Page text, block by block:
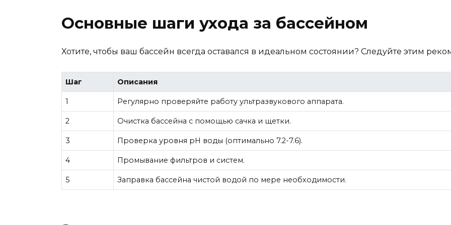
Основные шаги ухода за бассейном
Хотите, чтобы ваш бассейн всегда оставался в идеальном состоянии? Следуйте этим
Шаг Описания
1 Регулярно проверяйте работу ультразвукового аппарата.
2 Очистка бассейна с помощью сачка и щетки.
3 Проверка уровня pH воды (оптимально 7.2-7.6).
4 Промывание фильтров и систем.
5 Заправка бассейна чистой водой по мере необходимости.